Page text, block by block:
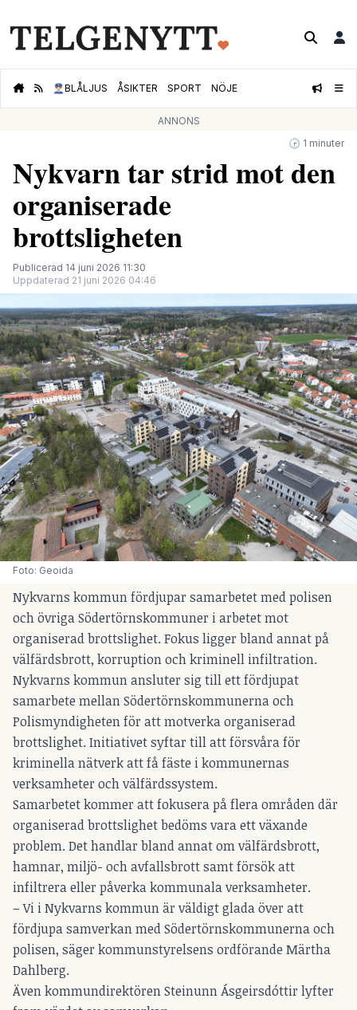
👮🏻‍♂️BLÅLJUS ÅSIKTER SPORT NÖJE
ANNONS
🕝 1 minuter
Nykvarn tar strid mot den
organiserade
brottsligheten
Publicerad 14 juni 2026 11:30
Uppdaterad 21 juni 2026 04:46
Foto: Geoida
Nykvarns kommun fördjupar samarbetet med polisen
och övriga Södertörnskommuner i arbetet mot
organiserad brottslighet. Fokus ligger bland annat på
välfärdsbrott, korruption och kriminell infiltration.
Nykvarns kommun ansluter sig till ett fördjupat
samarbete mellan Södertörnskommunerna och
Polismyndigheten för att motverka organiserad
brottslighet. Initiativet syftar till att försvåra för
kriminella nätverk att få fäste i kommunernas
verksamheter och välfärdssystem.
Samarbetet kommer att fokusera på flera områden där
organiserad brottslighet bedöms vara ett växande
problem. Det handlar bland annat om välfärdsbrott,
hamnar, miljö- och avfallsbrott samt försök att
infiltrera eller påverka kommunala verksamheter.
– Vi i Nykvarns kommun är väldigt glada över att
fördjupa samverkan med Södertörnskommunerna och
polisen, säger kommunstyrelsens ordförande Märtha
Dahlberg.
Även kommundirektören Steinunn Ásgeirsdóttir lyfter